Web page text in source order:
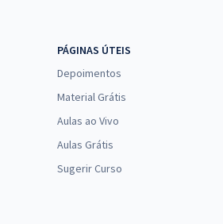
PÁGINAS ÚTEIS
Depoimentos
Material Grátis
Aulas ao Vivo
Aulas Grátis
Sugerir Curso